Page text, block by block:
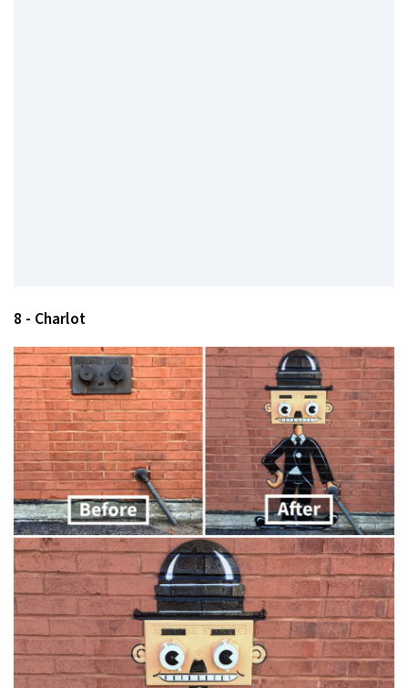
8 - Charlot